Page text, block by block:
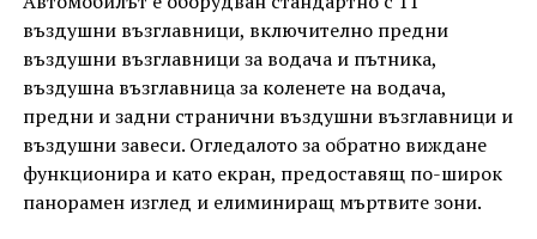
въздушни възглавници, включително предни
въздушни възглавници за водача и пътника,
въздушна възглавница за коленете на водача,
предни и задни странични въздушни възглавници и
въздушни завеси. Огледалото за обратно виждане
функционира и като екран, предоставящ по-широк
панорамен изглед и елиминиращ мъртвите зони.